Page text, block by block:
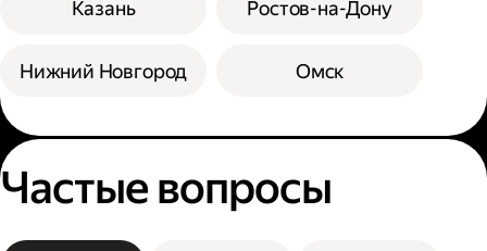
Казань
Нижний Новгород
Ростов-на-Дону
Омск
Частые вопросы